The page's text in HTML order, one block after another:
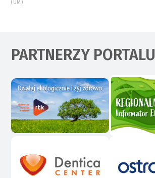
(UM)
PARTNERZY PORTALU